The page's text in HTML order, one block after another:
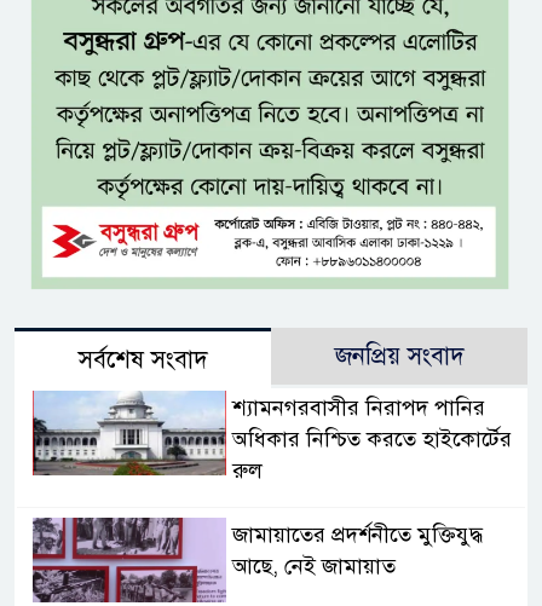
সর্বশেষ সংবাদ জনপ্রিয় সংবাদ
শ্যামনগরবাসীর নিরাপদ পানির
অধিকার নিশ্চিত করতে হাইকোর্টের
রুল
জামায়াতের প্রদর্শনীতে মুক্তিযুদ্ধ
আছে, নেই জামায়াত